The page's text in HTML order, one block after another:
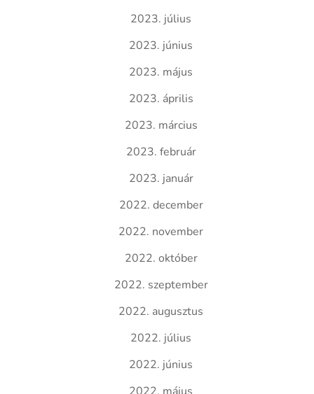
2023. július
2023. június
2023. május
2023. április
2023. március
2023. február
2023. január
2022. december
2022. november
2022. október
2022. szeptember
2022. augusztus
2022. július
2022. június